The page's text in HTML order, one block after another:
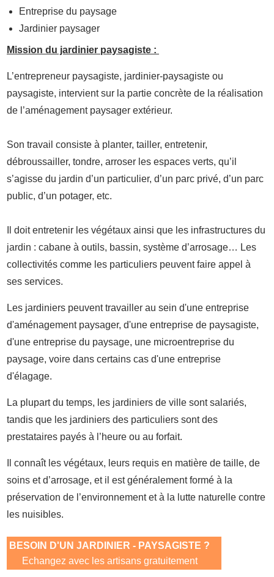
Entreprise du paysage
Jardinier paysager
Mission du jardinier paysagiste :
L’entrepreneur paysagiste, jardinier-paysagiste ou
paysagiste, intervient sur la partie concrète de la réalisation
de l’aménagement paysager extérieur.
Son travail consiste à planter, tailler, entretenir,
débroussailler, tondre, arroser les espaces verts, qu’il
s’agisse du jardin d’un particulier, d’un parc privé, d’un parc
public, d’un potager, etc.
Il doit entretenir les végétaux ainsi que les infrastructures du
jardin : cabane à outils, bassin, système d’arrosage… Les
collectivités comme les particuliers peuvent faire appel à
ses services.
Les jardiniers peuvent travailler au sein d'une entreprise
d'aménagement paysager, d'une entreprise de paysagiste,
d'une entreprise du paysage, une microentreprise du
paysage, voire dans certains cas d'une entreprise
d'élagage.
La plupart du temps, les jardiniers de ville sont salariés,
tandis que les jardiniers des particuliers sont des
prestataires payés à l’heure ou au forfait.
Il connaît les végétaux, leurs requis en matière de taille, de
soins et d’arrosage, et il est généralement formé à la
préservation de l’environnement et à la lutte naturelle contre
les nuisibles.
BESOIN D'UN JARDINIER - PAYSAGISTE ?
Echangez avec les artisans gratuitement